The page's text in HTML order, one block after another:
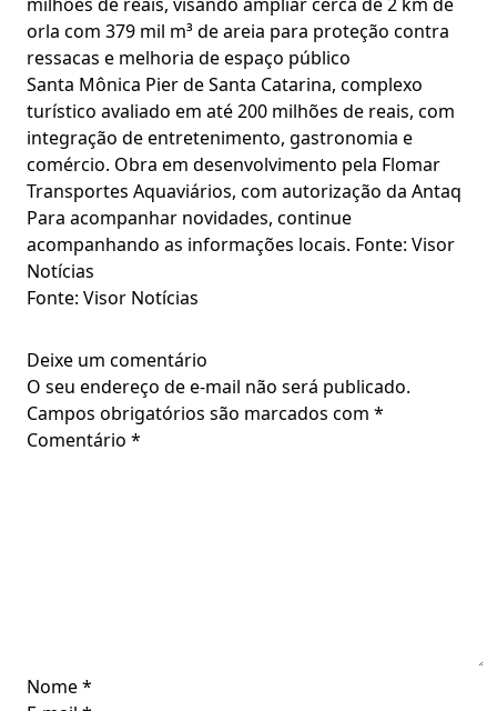
orla com 379 mil m³ de areia para proteção contra
ressacas e melhoria de espaço público
Santa Mônica Pier de Santa Catarina, complexo
turístico avaliado em até 200 milhões de reais, com
integração de entretenimento, gastronomia e
comércio. Obra em desenvolvimento pela Flomar
Transportes Aquaviários, com autorização da Antaq
Para acompanhar novidades, continue
acompanhando as informações locais. Fonte: Visor
Notícias
Fonte: Visor Notícias
Deixe um comentário
O seu endereço de e-mail não será publicado.
Campos obrigatórios são marcados com *
Comentário *
Nome*